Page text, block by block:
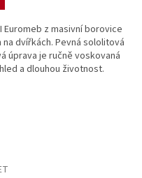
z masivní borovice
dvířkách. Pevná sololitová
úprava je ručně voskovaná
a dlouhou životnost.